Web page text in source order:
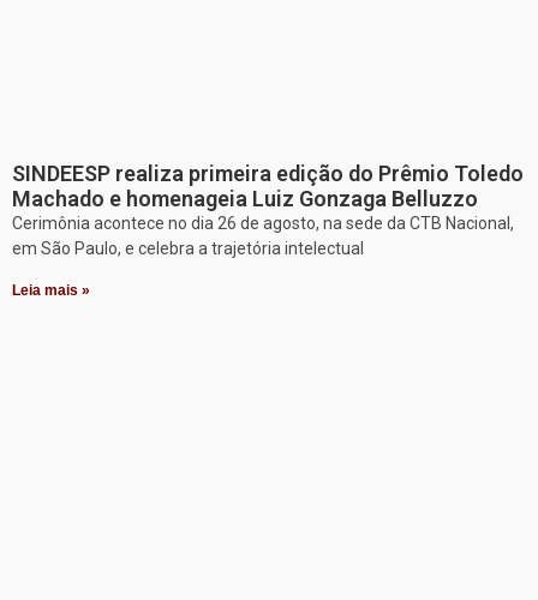
SINDEESP realiza primeira edição do Prêmio Toledo
Machado e homenageia Luiz Gonzaga Belluzzo
Cerimônia acontece no dia 26 de agosto, na sede da CTB Nacional,
em São Paulo, e celebra a trajetória intelectual
Leia mais »